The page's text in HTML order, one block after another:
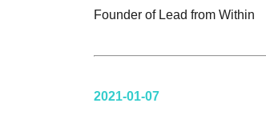
Founder of Lead from Within
2021-01-07